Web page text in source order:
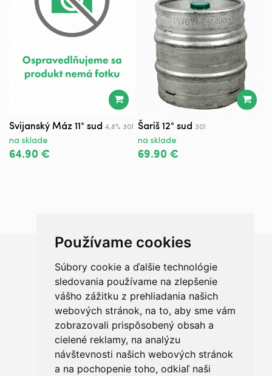
Používame cookies
Súbory cookie a ďalšie technológie
sledovania používame na zlepšenie
vášho zážitku z prehliadania našich
webových stránok, na to, aby sme vám
zobrazovali prispôsobený obsah a
cielené reklamy, na analýzu
návštevnosti našich webových stránok
a na pochopenie toho, odkiaľ naši
Svijanský Máz 11° sud 4,8% 30l
na sklade
64.90 €
Šariš 12° sud 30l
na sklade
69.90 €
Chceš sa radšej porozprávať?
+421 950 420 666